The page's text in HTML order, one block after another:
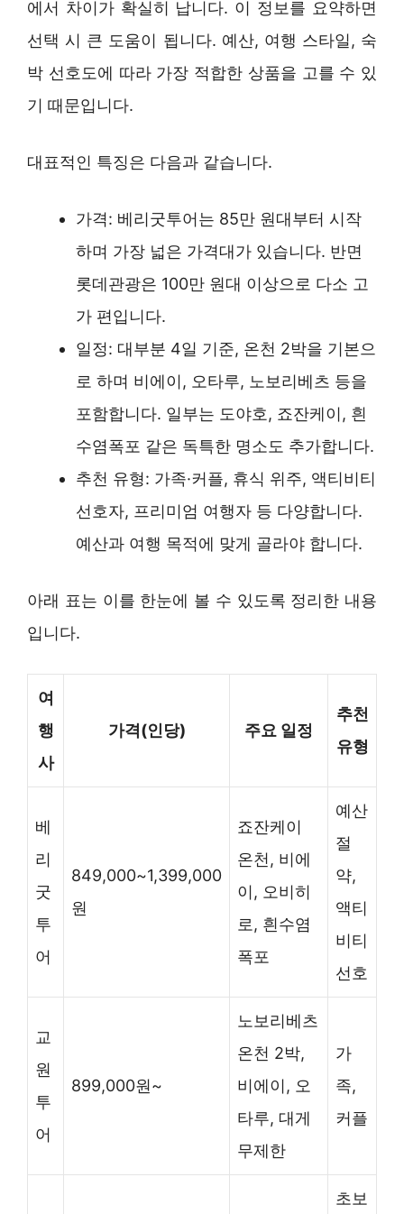
에서 차이가 확실히 납니다. 이 정보를 요약하면
선택 시 큰 도움이 됩니다. 예산, 여행 스타일, 숙
박 선호도에 따라 가장 적합한 상품을 고를 수 있
기 때문입니다.
대표적인 특징은 다음과 같습니다.
가격: 베리굿투어는 85만 원대부터 시작
하며 가장 넓은 가격대가 있습니다. 반면
롯데관광은 100만 원대 이상으로 다소 고
가 편입니다.
일정: 대부분 4일 기준, 온천 2박을 기본으
로 하며 비에이, 오타루, 노보리베츠 등을
포함합니다. 일부는 도야호, 죠잔케이, 흰
수염폭포 같은 독특한 명소도 추가합니다.
추천 유형: 가족·커플, 휴식 위주, 액티비티
선호자, 프리미엄 여행자 등 다양합니다.
예산과 여행 목적에 맞게 골라야 합니다.
아래 표는 이를 한눈에 볼 수 있도록 정리한 내용
입니다.
여
행
사
가격(인당) 주요 일정
추천
유형
베
리
굿
투
어
849,000~1,399,000
원
죠잔케이
온천, 비에
이, 오비히
로, 흰수염
폭포
예산
절
약,
액티
비티
선호
교
원
투
어
899,000원~
노보리베츠
온천 2박,
비에이, 오
타루, 대게
무제한
가
족,
커플
초보